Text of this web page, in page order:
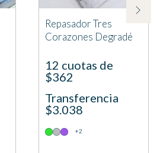
Repasador Tres
Corazones Degradé
12 cuotas de
$362
Transferencia
$3.038
+2